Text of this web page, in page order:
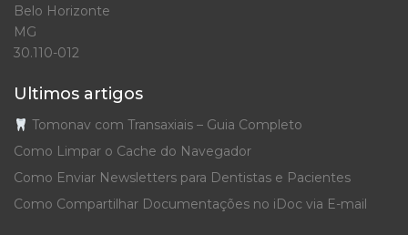
Belo Horizonte
MG
30.110-012
Ultimos artigos
Tomonav com Transaxiais – Guia Completo
Como Limpar o Cache do Navegador
Como Enviar Newsletters para Dentistas e Pacientes
Como Compartilhar Documentações no iDoc via E-mail